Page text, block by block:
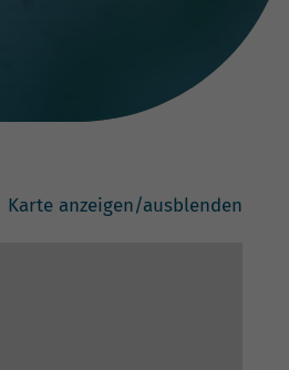
Karte anzeigen/ausblenden